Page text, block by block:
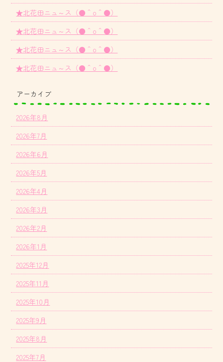
★北花田ニュ～ス（●＾o＾●）
★北花田ニュ～ス（●＾o＾●）
★北花田ニュ～ス（●＾o＾●）
★北花田ニュ～ス（●＾o＾●）
アーカイブ
2026年8月
2026年7月
2026年6月
2026年5月
2026年4月
2026年3月
2026年2月
2026年1月
2025年12月
2025年11月
2025年10月
2025年9月
2025年8月
2025年7月